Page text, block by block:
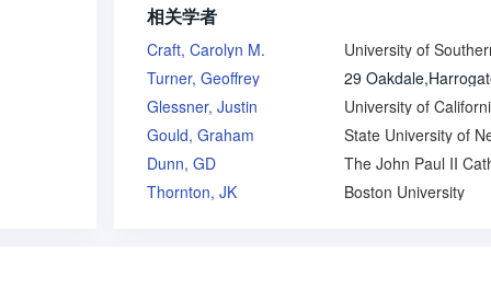
相关学者
Craft, Carolyn M.
Turner, Geoffrey
Glessner, Justin
University of
Gould, Graham
Dunn, GD
Thornton, JK
Boston University